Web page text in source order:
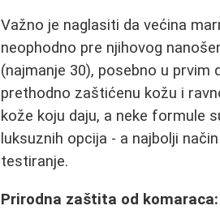
Važno je naglasiti da većina
neophodno pre njihovog
(najmanje 30), posebno u prvim
prethodno zaštićenu kožu i
kože koju daju, a neke formule
luksuznih opcija - a najbolji
testiranje.
Prirodna zaštita od